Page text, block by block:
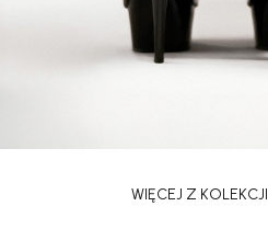
WIĘCEJ Z KOLEKCJI